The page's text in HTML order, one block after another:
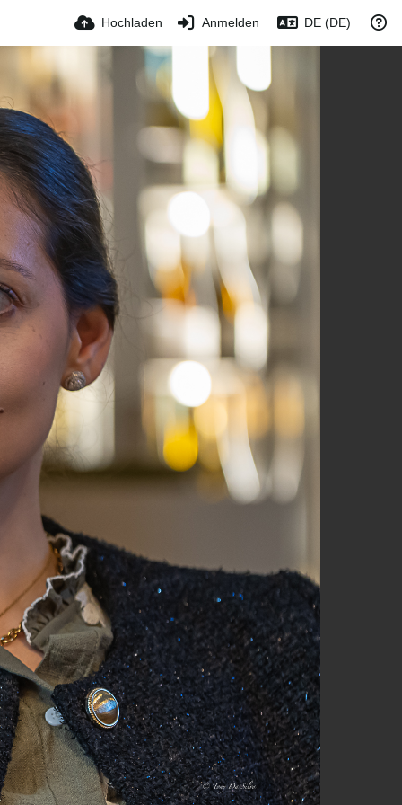
Hochladen Anmelden DE (DE)